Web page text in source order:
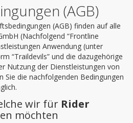
(AGB)
(AGB) finden auf alle
(Nachfolgend “Frontline
Anwendung (unter
“Traildevils” und die dazugehörige
Nutzung der Dienstleistungen von
Sie die nachfolgenden Bedingungen
wir für Rider
möchten